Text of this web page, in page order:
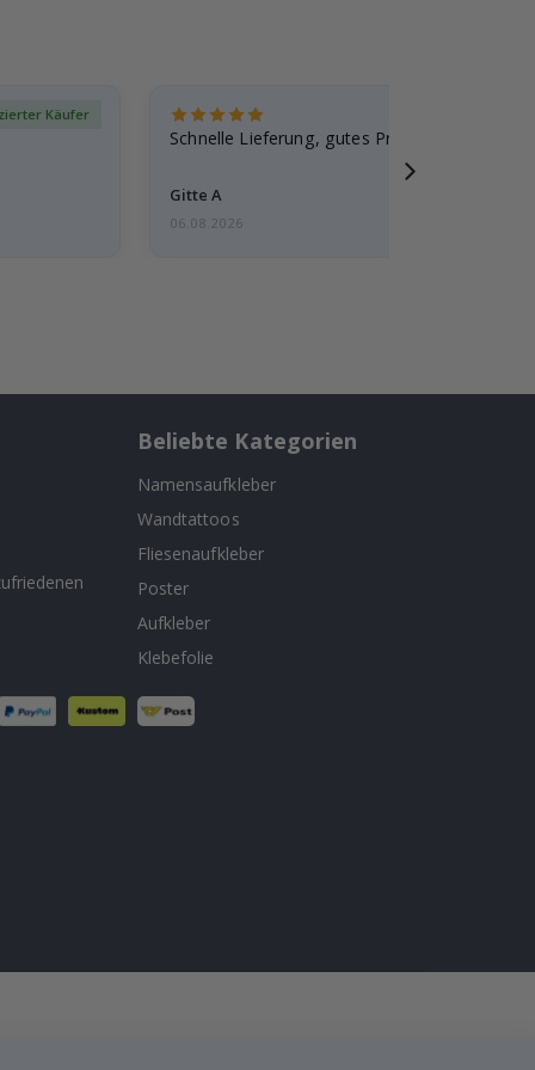
Käufer
Schnelle Lieferung, gutes Produkt
Gitte A
06.08.2026
Beliebte Kategorien
Namensaufkleber
Wandtattoos
Fliesenaufkleber
Poster
Aufkleber
Klebefolie